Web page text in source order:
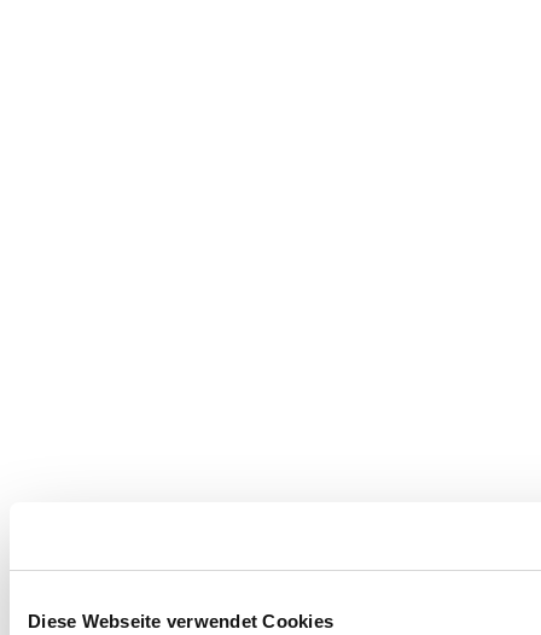
Diese Webseite verwendet Cookies